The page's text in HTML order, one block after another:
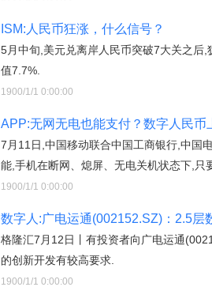
ISM:人民币狂涨，什么信号？
5月中旬,美元兑离岸人民币突破7大关之后
值7.7%.
1900/1/1 0:00:00
APP:无网无电也能支付？数字人民币
7月11日,中国移动联合中国工商银行,中国
能,手机在断网、熄屏、无电关机状态下,只
1900/1/1 0:00:00
数字人:广电运通(002152.SZ)：2.5层
格隆汇7月12日丨有投资者向广电运通
的创新开发有较高要求.
1900/1/1 0:00:00